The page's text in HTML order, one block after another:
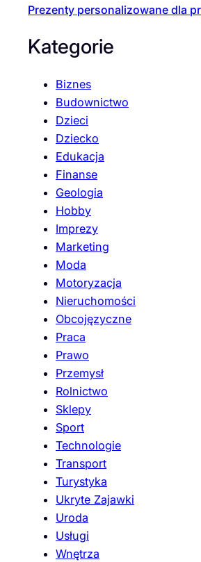
Prezenty personalizowane dla
Kategorie
Biznes
Budownictwo
Dzieci
Dziecko
Edukacja
Finanse
Geologia
Hobby
Imprezy
Marketing
Moda
Motoryzacja
Nieruchomości
Obcojęzyczne
Praca
Prawo
Przemysł
Rolnictwo
Sklepy
Sport
Technologie
Transport
Turystyka
Ukryte Zajawki
Uroda
Usługi
Wnętrza